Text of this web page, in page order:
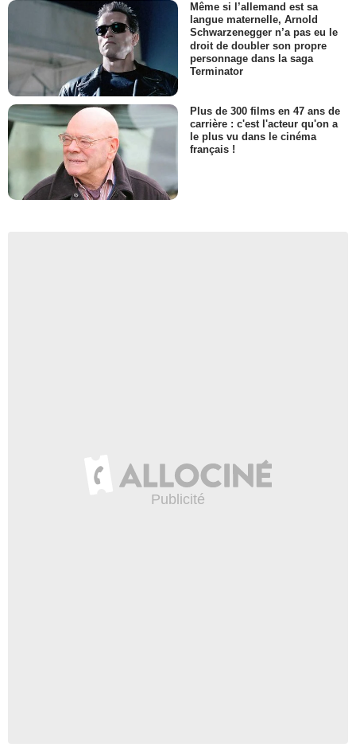
Même si l’allemand est sa
langue maternelle, Arnold
Schwarzenegger n’a pas eu le
droit de doubler son propre
personnage dans la saga
Terminator
Plus de 300 films en 47 ans de
carrière : c'est l'acteur qu'on a
le plus vu dans le cinéma
français !